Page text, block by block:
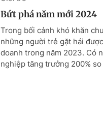
Bứt phá năm mới 2024
Trong bối cảnh khó khăn
những người trẻ gặt hái
doanh trong năm 2023. Có
nghiệp tăng trưởng 200%